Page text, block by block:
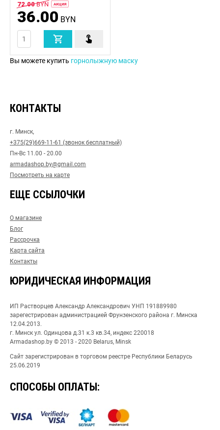
Вы можете купить горнолыжную маску
72.00BYN AКЦИЯ
36.00 BYN
КОНТАКТЫ
г. Минск,
+375(29)669-11-61 (звонок бесплатный)
Пн-Вс 11.00 - 20.00
armadashop.by@gmail.com
Посмотреть на карте
ЕЩЕ ССЫЛОЧКИ
О магазине
Блог
Рассрочка
Карта сайта
Контакты
ЮРИДИЧЕСКАЯ ИНФОРМАЦИЯ
ИП Растворцев Александр Александрович УНП 191889980
зарегестрирован администрацией Фрунзенского района г. Минска
12.04.2013.
г. Минск ул. Одинцова д.31 к.3 кв.34, индекс 220018
Armadashop.by © 2013 - 2020 Belarus, Minsk
Сайт зарегистрирован в торговом реестре Республики Беларусь
25.06.2019
СПОСОБЫ ОПЛАТЫ: